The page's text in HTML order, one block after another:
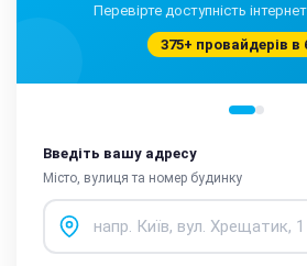
Перевірте доступність
375+ провайдерів в
Введіть вашу адресу
Місто, вулиця та номер будинку